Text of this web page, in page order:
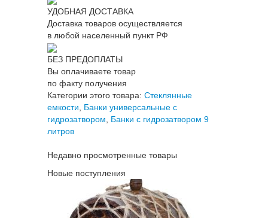
УДОБНАЯ ДОСТАВКА
Доставка товаров осуществляется
в любой населенный пункт РФ
БЕЗ ПРЕДОПЛАТЫ
Вы оплачиваете товар
по факту получения
Категории этого товара: Стеклянные
емкости
Банки универсальные с
гидрозатвором
Банки с гидрозатвором 9
литров
Недавно просмотренные товары
Новые поступления